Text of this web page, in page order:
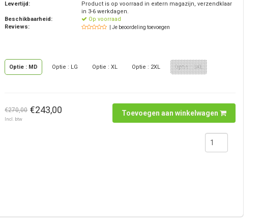
Levertijd:
Product is op voorraad in extern magazijn, verzendklaar
in 3-6 werkdagen.
Beschikbaarheid:
Op voorraad
Reviews:
| Je beoordeling toevoegen
Optie : MD Optie : LG Optie : XL Optie : 2XL Optie : 3XL
€270,00 €243,00
Incl. btw
Toevoegen aan winkelwagen